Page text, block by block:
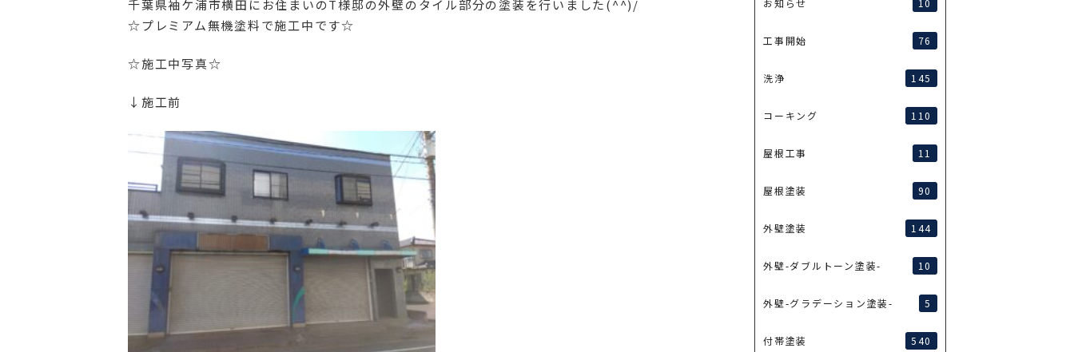
千葉県袖ケ浦市横田にお住まいのT様邸の外壁のタイル部分の塗装を行いました(^^)/
☆プレミアム無機塗料で施工中です☆
☆施工中写真☆
↓施工前
お知らせ
工事開始 76
洗浄 145
コーキング 110
屋根工事 11
屋根塗装 90
外壁塗装 144
外壁-ダブルトーン塗装- 10
外壁-グラデーション塗装- 5
付帯塗装 540